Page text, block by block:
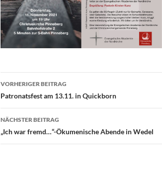
Beitragsnavigation
VORHERIGER BEITRAG
Patronatsfest am 13.11. in Quickborn
NÄCHSTER BEITRAG
„Ich war fremd…“-Ökumenische Abende in Wedel